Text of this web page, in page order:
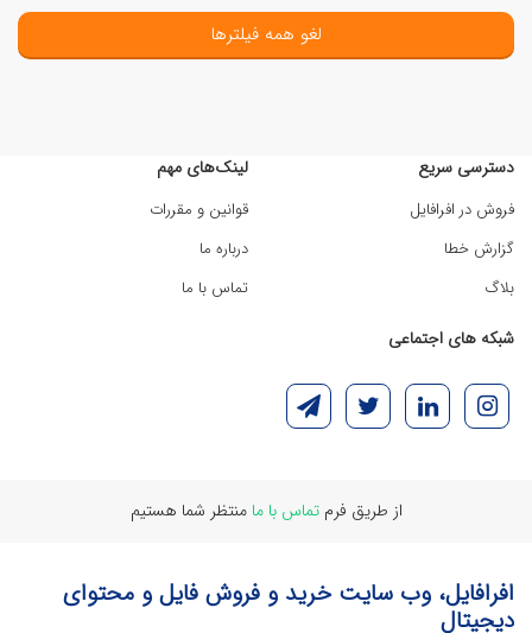
لغو همه فیلترها
دسترسی سریع
فروش در افرافایل
گزارش خطا
بلاگ
لینک‌های مهم
قوانین و مقررات
درباره ما
تماس با ما
شبکه های اجتماعی
از طریق فرمتماس با ما منتظر شما هستیم
افرافایل، وب سایت خرید و فروش فایل و محتوای
دیجیتال